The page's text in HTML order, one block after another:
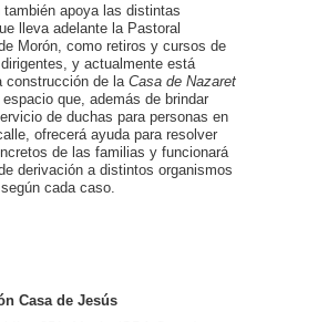
también apoya las distintas
lleva adelante la Pastoral
Morón, como retiros y cursos de
y actualmente está
construcción de la Casa de Nazaret
que, además de brindar
de duchas para personas en
ofrecerá ayuda para resolver
de las familias y funcionará
derivación a distintos organismos
cada caso.
Casa de Jesús